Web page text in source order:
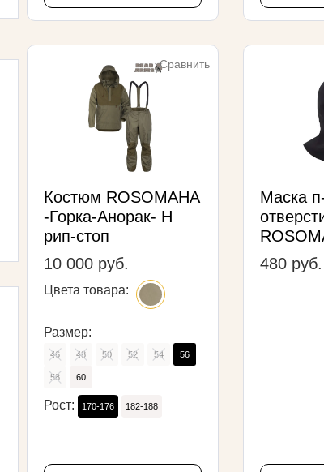
Сравнить
Костюм ROSOMAHA
-Горка-Анорак- H
рип-стоп
10 000 руб.
Цвета товара:
Размер:
46 48 50 52 54 56
58 60
Рост: 170-176 182-188
Маска
480 руб.